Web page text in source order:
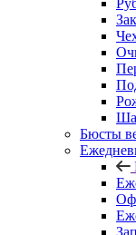
Бюсты